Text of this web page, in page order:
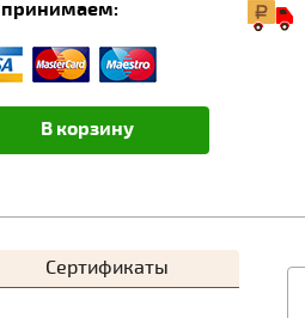
В корзину
Сертификаты